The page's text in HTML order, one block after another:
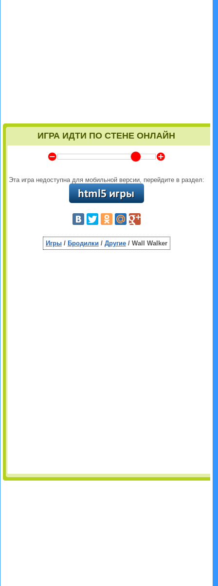
ИГРА ИДТИ ПО СТЕНЕ ОНЛАЙН
Y Z
Эта игра недоступна для мобильной версии, перейдите в раздел:
Игры/ Бродилки / Другие/ Wall Walker